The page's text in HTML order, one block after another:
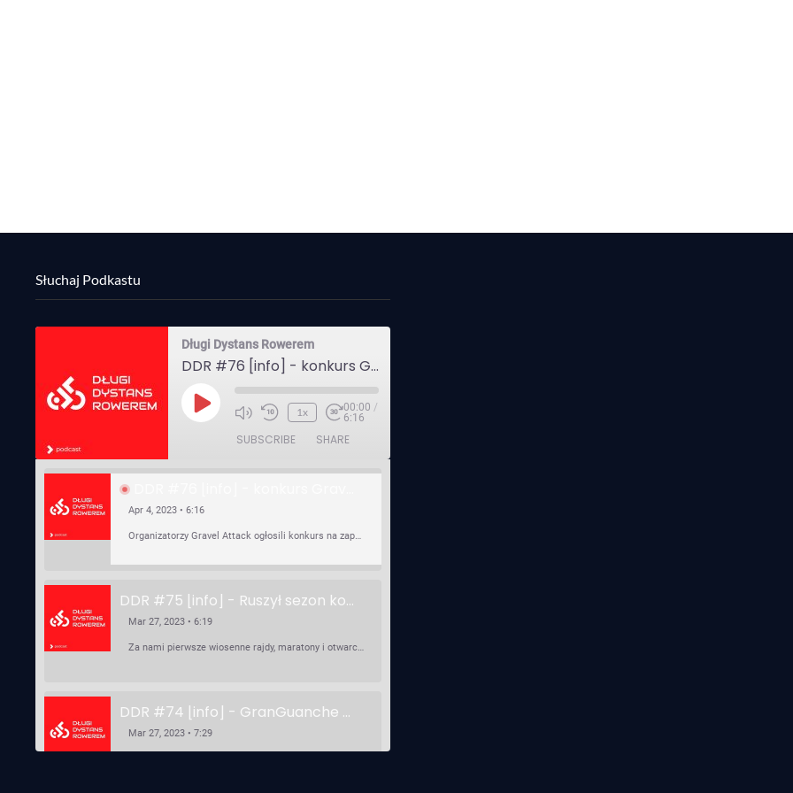
Słuchaj Podkastu
Długi Dystans Rowerem
DDR #76 [info] - konkurs Gravel Attack, Varmia Gravel, Bike Expo, Inspire India Ultra Race
Play
1x 00:00 /
6:16
SUBSCRIBE SHARE
Apr 4, 2023 • 6:16
Organizatorzy Gravel Attack ogłosili konkurs na zaprojektowanie koszulki. Varmia Gravel 2023 przypomina o możliwości podzielenia opłaty startowej na dwie raty 50/50 – na zero procent! …
DDR #75 [info] - Ruszył sezon kolarski! Pierwszy Brevet Race Through Poland, Otwarcie sezonu Rajdy Dla Frajdy, Ankieta Rowerowa, przygotowania do Race Around Poland
Mar 27, 2023 • 6:19
Za nami pierwsze wiosenne rajdy, maratony i otwarcia sezonu, choć w Gdańsku zima nie powiedziała jeszcze ostatniego słowa bo właśnie pada śnieg. Linki: ⁠http://watahaultrarace.pl/⁠⁠https://rajdydlafrajdy.pl/⁠https://brevety.pl/brevets⁠⁠https://racearoundpoland.pl/⁠⁠https://granguanche.com/audax/audaxgravel/⁠⁠Ankieta Rowerowa…
DDR #74 [info] - GranGuanche Gravel startuje w piątek! Wataha Ultra Race Wiosna - zaprasza Mateusz Szafraniec. Dwie samochwałki
Mar 27, 2023 • 7:29